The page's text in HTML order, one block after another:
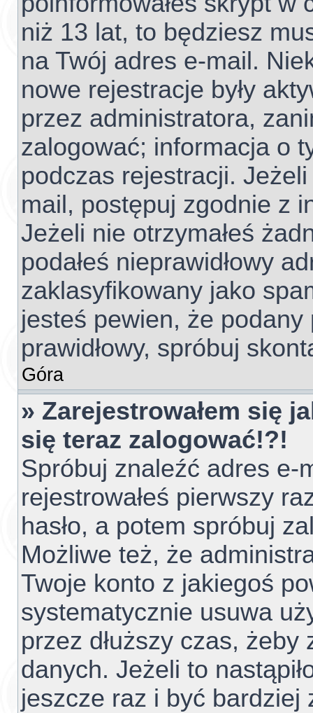
niż 13 lat, to będziesz
na Twój adres e-mail.
nowe rejestracje były
przez administratora,
zalogować; informacja o
podczas rejestracji. Jeżeli
mail, postępuj zgodnie z
Jeżeli nie otrzymałeś
podałeś nieprawidłowy
zaklasyfikowany jako
jesteś pewien, że
prawidłowy, spróbuj
Góra
» Zarejestrowałem się
się teraz zalogować!?!
Spróbuj znaleźć adres e-
rejestrowałeś pierwszy
hasło, a potem spróbuj
Możliwe też, że
Twoje konto z jakiegoś
systematycznie usuwa
przez dłuższy czas,
danych. Jeżeli to
jeszcze raz i być